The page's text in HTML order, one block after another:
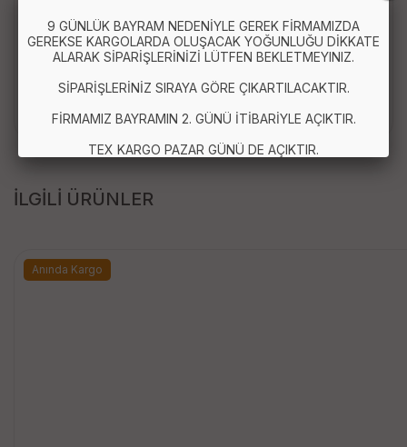
Paket İçeriği:
1 adet Dekoratif Plastik Lüks Peçetelik
İLGİLİ ÜRÜNLER
Anında Kargo
9 GÜNLÜK BAYRAM NEDENİYLE GEREK FİRMAMIZDA
GEREKSE KARGOLARDA OLUŞACAK YOĞUNLUĞU DİKKATE
ALARAK SİPARİŞLERİNİZİ LÜTFEN BEKLETMEYINIZ.
SİPARİŞLERİNİZ SIRAYA GÖRE ÇIKARTILACAKTIR.
FİRMAMIZ BAYRAMIN 2. GÜNÜ İTİBARİYLE AÇIKTIR.
TEX KARGO PAZAR GÜNÜ DE AÇIKTIR.